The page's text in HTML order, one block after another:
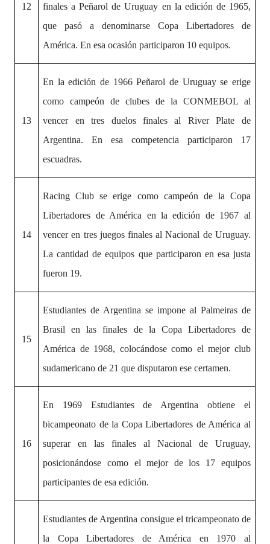
12
finales a Peñarol de Uruguay en la edición de 1965,
que pasó a denominarse Copa Libertadores de
América. En esa ocasión participaron 10 equipos.
13
En la edición de 1966 Peñarol de Uruguay se erige
como campeón de clubes de la CONMEBOL al
vencer en tres duelos finales al River Plate de
Argentina. En esa competencia participaron 17
escuadras.
14
Racing Club se erige como campeón de la Copa
Libertadores de América en la edición de 1967 al
vencer en tres juegos finales al Nacional de Uruguay.
La cantidad de equipos que participaron en esa justa
fueron 19.
15
Estudiantes de Argentina se impone al Palmeiras de
Brasil en las finales de la Copa Libertadores de
América de 1968, colocándose como el mejor club
sudamericano de 21 que disputaron ese certamen.
16
En 1969 Estudiantes de Argentina obtiene el
bicampeonato de la Copa Libertadores de América al
superar en las finales al Nacional de Uruguay,
posicionándose como el mejor de los 17 equipos
participantes de esa edición.
Estudiantes de Argentina consigue el tricampeonato de
la Copa Libertadores de América en 1970 al